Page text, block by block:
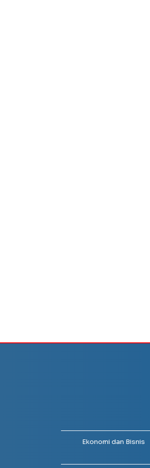
Ekonomi dan Bisnis